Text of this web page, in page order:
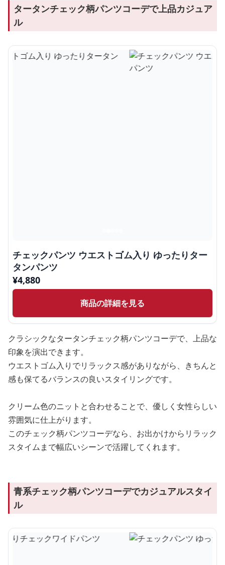
タータンチェック柄パンツコーデで上品カジュア
ル
チェックパンツ ウエストゴム入り ゆったりター
タンパンツ
¥4,880
商品の詳細を見る
クラシックなタータンチェック柄パンツコーデで、上品な
印象を演出できます。
ウエストゴム入りでリラックス感がありながら、きちんと
感も保てるバランスの良いスタイリングです。
クリーム色のニットと合わせることで、優しく女性らしい
雰囲気に仕上がります。
このチェック柄パンツコーデなら、お出かけからリラック
スタイムまで幅広いシーンで活躍してくれます。
青系チェック柄パンツコーデでカジュアルスタイ
ル